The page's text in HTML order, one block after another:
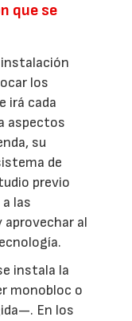
que se
instalación
los
irá cada
aspectos
su
de
previo
las
aprovechar al
instala la
monobloc o
En los